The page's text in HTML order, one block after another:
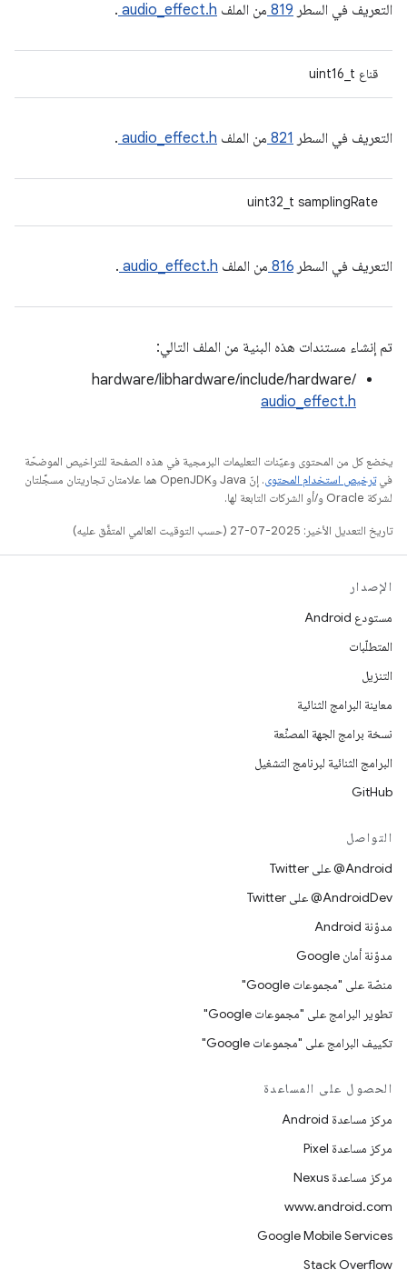
التعريف في السطر 819 من الملف audio_effect.h
.
قناع uint16_t
التعريف في السطر 821 من الملف audio_effect.h
.
uint32_t samplingRate
التعريف في السطر 816 من الملف audio_effect.h
.
تم إنشاء مستندات هذه البنية من الملف التالي:
hardware/libhardware/include/hardware/
audio_effect.h
يخضع كل من المحتوى وعيّنات التعليمات البرمجية في هذه الصفحة للتراخيص الموضحّة
فيترخيص استخدام المحتوى
. إنّ Java وOpenJDK هما علامتان تجاريتان مسجَّلتان
لشركة Oracle و/أو الشركات التابعة لها.
تاريخ التعديل الأخير: 2025-07-27 (حسب التوقيت العالمي المتفَّق عليه)
الإصدار
مستودع Android
المتطلّبات
التنزيل
معاينة البرامج الثنائية
نسخة برامج الجهة المصنِّعة
البرامج الثنائية لبرنامج التشغيل
GitHub
التواصل
‎@Android على Twitter
‎@AndroidDev على Twitter
مدوّنة Android
مدوّنة أمان Google
منصّة على "مجموعات Google"
تطوير البرامج على "مجموعات Google"
تكييف البرامج على "مجموعات Google"
الحصول على المساعدة
مركز مساعدة Android
مركز مساعدة Pixel
مركز مساعدة Nexus
www.android.com
Google Mobile Services
Stack Overflow